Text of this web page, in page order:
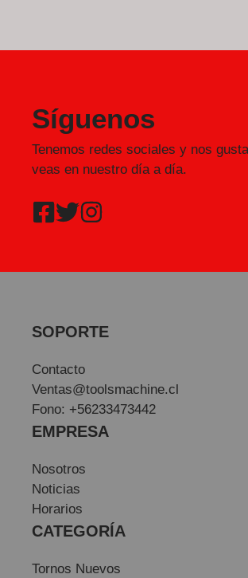
Síguenos
Tenemos redes sociales y nos
veas en nuestro día a día.
SOPORTE
Contacto
Ventas@toolsmachine.cl
Fono: +56233473442
EMPRESA
Nosotros
Noticias
Horarios
CATEGORÍA
Tornos Nuevos